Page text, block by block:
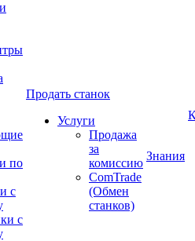
по
с
с
Продать станок
Услуги
Продажа
за
комиссию
ComTrade
(Обмен
станков)
Знания